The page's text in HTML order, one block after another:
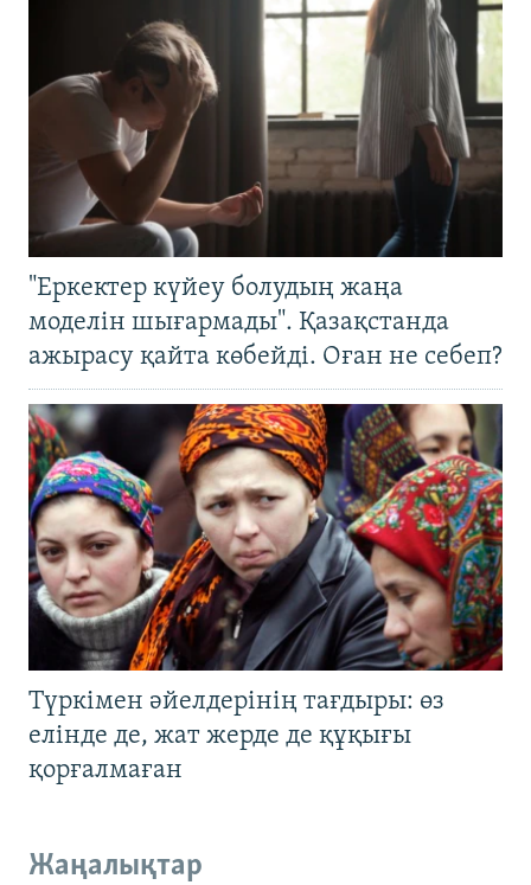
"Еркектер күйеу болудың жаңа
моделін шығармады". Қазақстанда
ажырасу қайта көбейді. Оған не себеп?
Түркімен әйелдерінің тағдыры: өз
елінде де, жат жерде де құқығы
қорғалмаған
Жаңалықтар